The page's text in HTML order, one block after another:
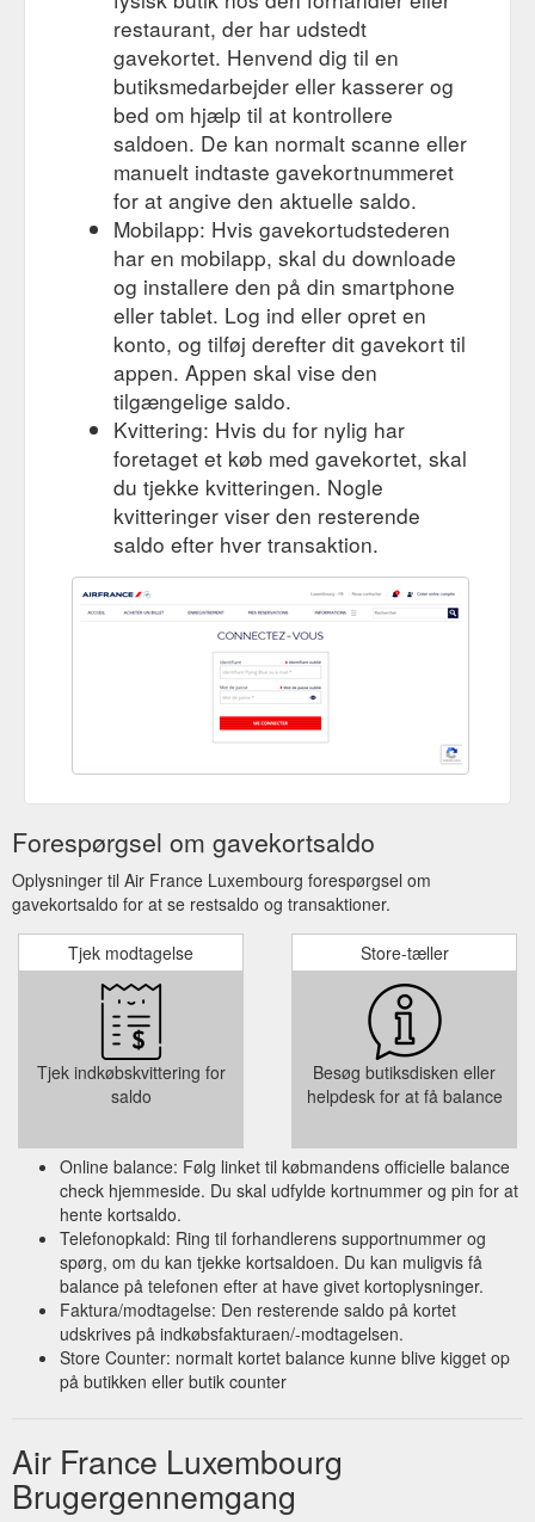
cadeau de bienvenue qui annonce la couleur. Ici, le chill est de
mise. Le personnel vous ...
https://www.airfrance.lu/LU/fr/common/travel-guide/face-a-la-
mer-dans-un-motel-a-l-ancienne.htm
Hotel Bel-Air, une oasis exclusive - Guide de voyage Los Angeles
Retour; Nos meilleurs tarifs et promotions · Les vols les moins
chers des 6 prochains mois; Cartes de réduction; Paperplane
- Carte cadeau et cagnotte ...
https://www.airfrance.lu/LU/fr/common/travel-guide/hotel-bel-
air-une-oasis-exclusive.htm
Chinatown, le plus grand quartier chinois d''Amérique - Guide de ...
Retour; Nos meilleurs tarifs et promotions · Les vols les moins
chers des 6 prochains mois; Cartes de réduction; Paperplane
- Carte cadeau et cagnotte ...
https://www.airfrance.lu/LU/fr/common/travel-guide/chinatown-
la-plus-grande-ville-chinoise-d-amerique.htm
Terranea Resort, au plus près de l''océan - Guide de voyage Los ...
Retour; Nos meilleurs tarifs et promotions · Les vols les moins
chers des 6 prochains mois; Cartes de réduction; Paperplane
- Carte cadeau et cagnotte ...
https://www.airfrance.lu/LU/fr/common/travel-guide/terranea-
resort-au-plus-pres-de-l-ocean.htm
restaurant, der har udstedt
gavekortet. Henvend dig til en
butiksmedarbejder eller kasserer og
bed om hjælp til at kontrollere
saldoen. De kan normalt scanne eller
manuelt indtaste gavekortnummeret
for at angive den aktuelle saldo.
Mobilapp: Hvis gavekortudstederen
har en mobilapp, skal du downloade
og installere den på din smartphone
eller tablet. Log ind eller opret en
konto, og tilføj derefter dit gavekort til
appen. Appen skal vise den
tilgængelige saldo.
Kvittering: Hvis du for nylig har
foretaget et køb med gavekortet, skal
du tjekke kvitteringen. Nogle
kvitteringer viser den resterende
saldo efter hver transaktion.
Forespørgsel om gavekortsaldo
Oplysninger til Air France Luxembourg forespørgsel om
gavekortsaldo for at se restsaldo og transaktioner.
Tjek modtagelse
Tjek indkøbskvittering for
saldo
Store-tæller
Besøg butiksdisken eller
helpdesk for at få balance
Online balance: Følg linket til købmandens officielle balance
check hjemmeside. Du skal udfylde kortnummer og pin for at
hente kortsaldo.
Telefonopkald: Ring til forhandlerens supportnummer og
spørg, om du kan tjekke kortsaldoen. Du kan muligvis få
balance på telefonen efter at have givet kortoplysninger.
Faktura/modtagelse: Den resterende saldo på kortet
udskrives på indkøbsfakturaen/-modtagelsen.
Store Counter: normalt kortet balance kunne blive kigget op
på butikken eller butik counter
Air France Luxembourg
Brugergennemgang